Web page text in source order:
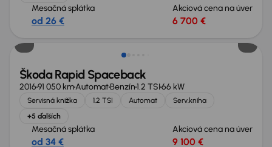
Mesačná splátka
od 26 €
Akciová cena na úver
6 700 €
Nové v ponuke
Škoda Rapid Spaceback
201691 050 kmAutomatBenzín1.2 TSI66 kW
Servisná knižka 1.2 TSI Automat
Serv.kniha
+5 ďalších
Mesačná splátka
od 34 €
Akciová cena na úver
9 100 €